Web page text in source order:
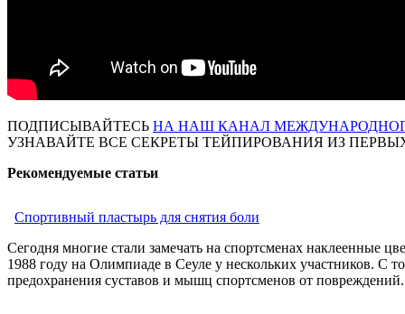
ПОДПИСЫВАЙТЕСЬ НА НАШ КАНАЛ
УЗНАВАЙТЕ ВСЕ СЕКРЕТЫ ТЕЙПИРОВАНИЯ ИЗ
Рекомендуемые статьи
Спортивный пластырь для снятия боли
Сегодня многие стали замечать на спортсменах наклеенные
1988 году на Олимпиаде в Сеуле у нескольких участников. С
предохранения суставов и мышц спортсменов от повреждений.